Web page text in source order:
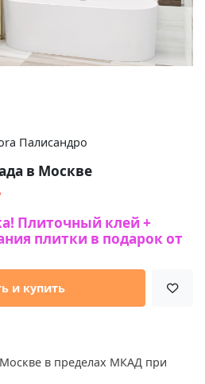
Палисандро
в Москве
Плиточный клей +
плитки в подарок от
и купить
в пределах МКАД при